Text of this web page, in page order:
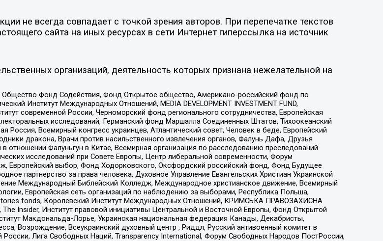
не всегда совпадает с точкой зрения авторов. При перепечатке текстов
сайта на иных ресурсах в сети Интернет гиперссылка на источник
организаций, деятельность которых признана нежелательной на
Фонд Содействия, Фонд Открытое общество, Американо-российский фонд по
Институт Международных Отношений, MEDIA DEVELOPMENT INVESTMENT FUND,
современной России, Черноморский фонд регионального сотрудничества, Европейская
исследований, Германский фонд Маршалла Соединенных Штатов, Тихоокеанский
Всемирный конгресс украинцев, Атлантический совет, Человек в беде, Европейский
дракона, Врачи против насильственного извлечения органов, Фалунь Дафа, Друзья
отношении Фалуньгун в Китае, Всемирная организация по расследованию преследований
исследований при Совете Европы, Центр либеральной современности, Форум
Европейский выбор, Фонд Ходорковского, Оксфордский российский фонд, Фонд Будущее
партнерство за права человека, Духовное Управление Евангельских Христиан Украинской
Международный Библейский Колледж, Международное христианское движение, Всемирный
Европейская сеть организаций по наблюдению за выборами, Республика Польша,
fonds, Королевский Институт Международных Отношений, КРИМСЬКА ПРАВОЗАХИСНА
Insider, Институт правовой инициативы Центральной и Восточной Европы, Фонд Открытой
Макдональда-Лорье, Украинская национальная федерация Канады, Декабристы,
Возрождение, Всеукраинский духовный центр , Риддл, Русский антивоенный комитет в
Лига Свободных Наций, Transparеncy International, Форум Свободных Народов ПостРоссии,